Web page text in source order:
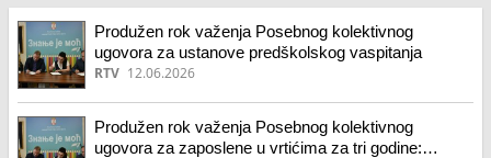
Produžen rok važenja Posebnog kolektivnog
ugovora za ustanove predškolskog vaspitanja
RTV 12.06.2026
Produžen rok važenja Posebnog kolektivnog
ugovora za zaposlene u vrtićima za tri godine: